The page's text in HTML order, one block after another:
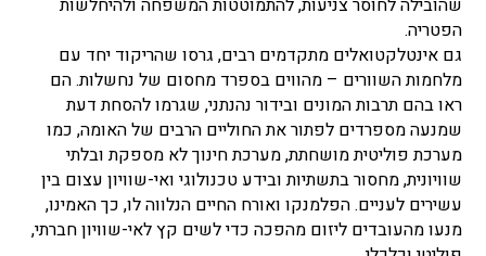
שהובילה לחוסר צניעות, להתמוטטות המשפחה ולהיחלשות
הפטריה.
גם אינטלקטואלים מתקדמים רבים, גרסו שהריקוד יחד עם
מלחמות השוורים – מהווים בספרד מחסום של נחשלות. הם
ראו בהם תרבות המונים ובידור נהנתני, שגרמו להסחת דעת
שמנעה מספרדים לפתור את החוליים הרבים של האומה, כמו
מערכת פוליטית מושחתת, מערכת חינוך לא מספקת ובלתי
שוויונית, מחסור בתשתיות ובידע טכנולוגי ואי-שוויון עצום בין
עשירים לעניים. הפלמנקו ואורח החיים הנלווה לו, כך האמינו,
מנעו מהעובדים ליזום מהפכה כדי לשים קץ לאי-שוויון חברתי,